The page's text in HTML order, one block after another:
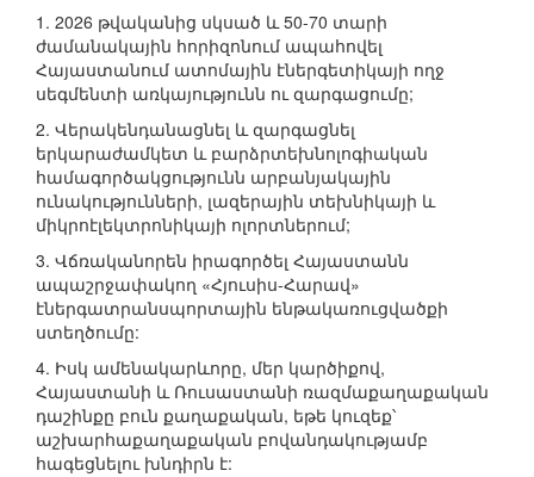
1. 2026 թվականից սկսած և 50-70 տարի
ժամանակային հորիզոնում ապահովել
Հայաստանում ատոմային էներգետիկայի ողջ
սեգմենտի առկայությունն ու զարգացումը;
2. Վերակենդանացնել և զարգացնել
երկարաժամկետ և բարձրտեխնոլոգիական
համագործակցությունն արբանյակային
ունակությունների, լազերային տեխնիկայի և
միկրոէլեկտրոնիկայի ոլորտներում;
3. Վճռականորեն իրագործել Հայաստանն
ապաշրջափակող «Հյուսիս-Հարավ»
էներգատրանսպորտային ենթակառուցվածքի
ստեղծումը:
4. Իսկ ամենակարևորը, մեր կարծիքով,
Հայաստանի և Ռուսաստանի ռազմաքաղաքական
դաշինքը բուն քաղաքական, եթե կուզեք՝
աշխարհաքաղաքական բովանդակությամբ
հագեցնելու խնդիրն է: